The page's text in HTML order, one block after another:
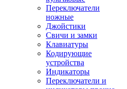
Переключатели
ножные
Джойстики
Свичи и замки
Клавиатуры
Кодирующие
устройства
Индикаторы
Переключатели и